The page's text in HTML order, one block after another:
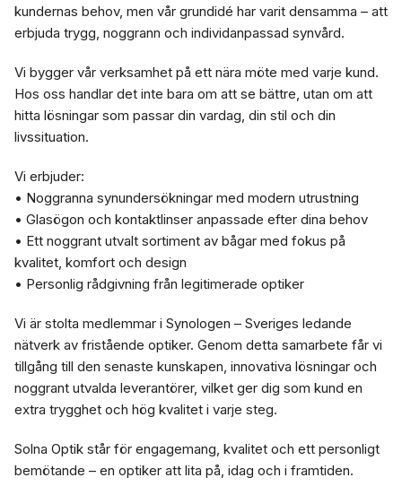
kundernas behov, men vår grundidé har varit densamma – att
erbjuda trygg, noggrann och individanpassad synvård.
Vi bygger vår verksamhet på ett nära möte med varje kund.
Hos oss handlar det inte bara om att se bättre, utan om att
hitta lösningar som passar din vardag, din stil och din
livssituation.
Vi erbjuder:
• Noggranna synundersökningar med modern utrustning
• Glasögon och kontaktlinser anpassade efter dina behov
• Ett noggrant utvalt sortiment av bågar med fokus på
kvalitet, komfort och design
• Personlig rådgivning från legitimerade optiker
Vi är stolta medlemmar i Synologen – Sveriges ledande
nätverk av fristående optiker. Genom detta samarbete får vi
tillgång till den senaste kunskapen, innovativa lösningar och
noggrant utvalda leverantörer, vilket ger dig som kund en
extra trygghet och hög kvalitet i varje steg.
Solna Optik står för engagemang, kvalitet och ett personligt
bemötande – en optiker att lita på, idag och i framtiden.